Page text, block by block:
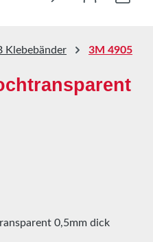
Klebebänder 3M 4905